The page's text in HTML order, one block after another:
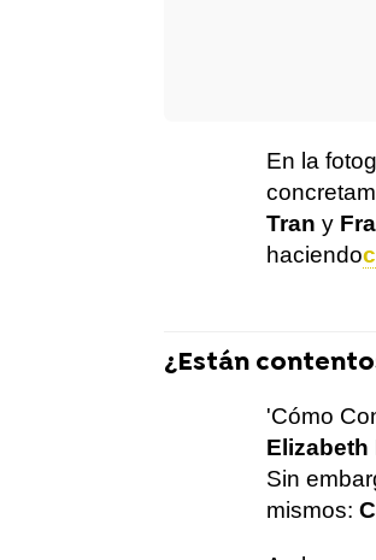
En la
Tran y
haciendo
¿Están
'Cómo
Elizabeth
Sin
mismos: